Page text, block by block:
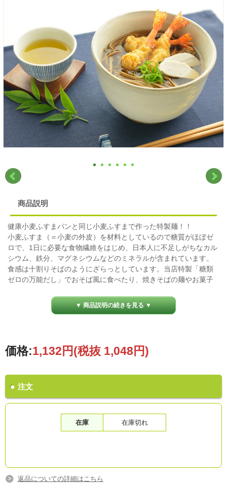
商品説明
健康小麦ふすまパンと同じ小麦ふすまで作った特製麺！！
小麦ふすま（＝小麦の外皮）を材料としているので糖質がほぼゼ
ロで、1日に必要な食物繊維をはじめ、日本人に不足しがちなカル
シウム、鉄分、マグネシウムなどのミネラルが含まれています。
食感は十割りそばのようにざらっとしています。当店特製「糖類
ゼロの万能だし」でおそば風に食べたり、焼きそばの麺やお菓子
▼ 商品説明の続きを見る ▼
価格:1,132円(税抜 1,048円)
注文
在庫 在庫切れ
返品についての詳細はこちら